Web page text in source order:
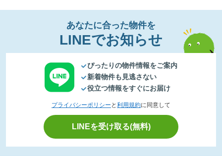
あなたに合った物件を
LINEでお知らせ
ぴったりの物件情報をご案内
新着物件も見逃さない
役立つ情報をすぐにお届け
プライバシーポリシー と 利用規約に同意して
LINEを受け取る(無料)